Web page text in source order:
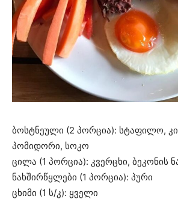
ბოსტნეული (2 პორცია): სტაფილო,
პომიდორი, სოკო
ცილა (1 პორცია): კვერცხი, ბეკონის
ნახშირწყლები (1 პორცია): პური
ცხიმი (1 ს/კ): ყველი